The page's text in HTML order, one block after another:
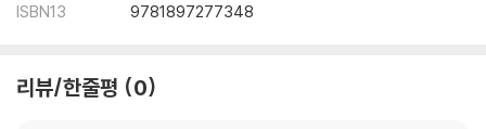
ISBN13
9781897277348
리뷰/한줄평 0